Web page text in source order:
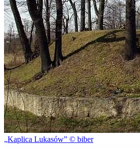
Kaplica Lukasów © biber